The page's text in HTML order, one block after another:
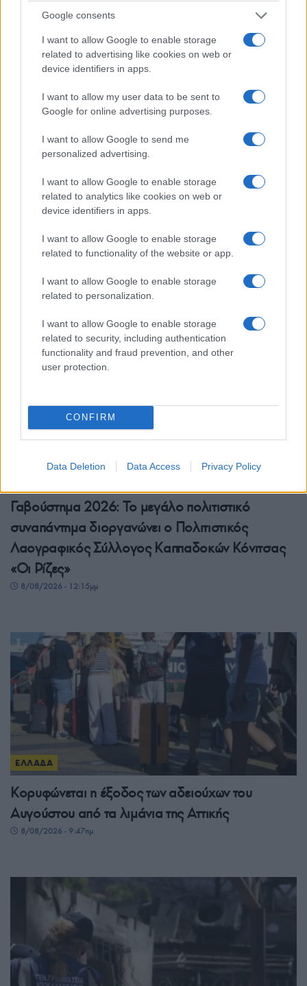
Google consents
I want to allow Google to enable storage
related to advertising like cookies on web or
device identifiers in apps.
I want to allow my user data to be sent to
Google for online advertising purposes.
I want to allow Google to send me
personalized advertising.
I want to allow Google to enable storage
related to analytics like cookies on web or
device identifiers in apps.
I want to allow Google to enable storage
related to functionality of the website or app.
I want to allow Google to enable storage
related to personalization.
I want to allow Google to enable storage
related to security, including authentication
functionality and fraud prevention, and other
user protection.
CONFIRM
Data Deletion Data Access Privacy Policy
Διάψευση της ΕΛΑΣ για αναφορές περί
απόπειρας προσέγγισης ανήλικης στην Κρήτη
8/08/2026 - 1:35μμ
e-ΕΦΚΑ και ΔΥΠΑ: Πληρωμές 56,7
εκατομμυρίων ευρώ έως τις 14 Αυγούστου
8/08/2026 - 12:41μμ
Γαβούστημα 2026: Το μεγάλο πολιτιστικό
συναπάντημα διοργανώνει ο Πολιτιστικός
Λαογραφικός Σύλλογος Καππαδοκών Κόνιτσας
«Οι Ρίζες»
8/08/2026 - 12:15μμ
ΕΛΛΑΔΑ
Κορυφώνεται η έξοδος των αδειούχων του
Αυγούστου από τα λιμάνια της Αττικής
8/08/2026 - 9:47πμ